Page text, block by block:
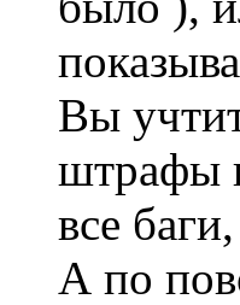
Вы
штрафы
все
А по